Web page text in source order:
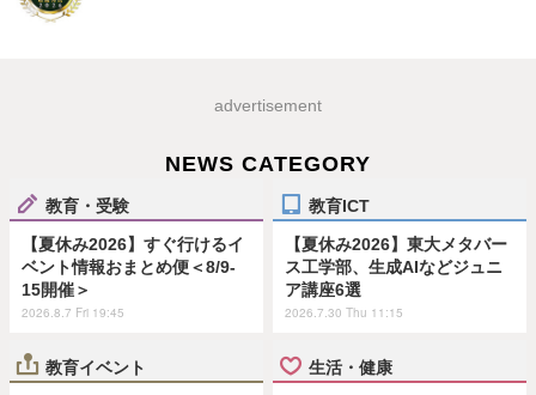
advertisement
NEWS CATEGORY
教育・受験
【夏休み2026】すぐ行けるイ
ベント情報おまとめ便＜8/9-
15開催＞
2026.8.7 Fri 19:45
教育ICT
【夏休み2026】東大メタバー
ス工学部、生成AIなどジュニ
ア講座6選
2026.7.30 Thu 11:15
教育イベント 生活・健康